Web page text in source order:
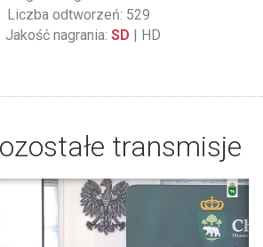
Liczba odtworzeń: 529
Jakość nagrania: SD | HD
transmisje